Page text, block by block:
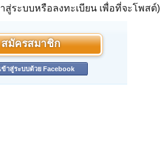
สู่ระบบหรือลงทะเบียน เพื่อที่จะโพสต์)
สมัครสมาชิก
เข้าสู่ระบบด้วย Facebook